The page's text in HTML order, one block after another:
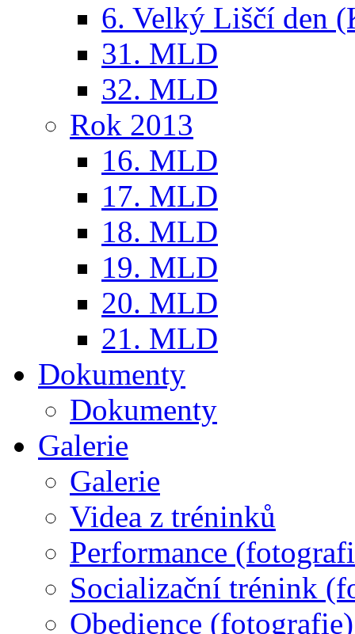
6. Velký Liščí den
31. MLD
32. MLD
Rok 2013
16. MLD
17. MLD
18. MLD
19. MLD
20. MLD
21. MLD
Dokumenty
Dokumenty
Galerie
Galerie
Videa z tréninků
Performance
Socializační trénink
Obedience (fotografie)